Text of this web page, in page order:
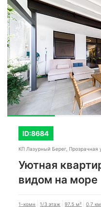
ID:8684
КП Лазурный Берег, Прозрачная
Уютная
видом на море
1-комн 1/3 этаж 97.5 м² 0,7 км